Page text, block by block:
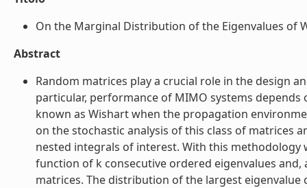
On the Marginal Distribution of the Eigenvalues of
Abstract
Random matrices play a crucial role in the design
particular, performance of MIMO systems
known as Wishart when the propagation
on the stochastic analysis of this class of matrices
nested integrals of interest. With this
function of k consecutive ordered eigenvalues and,
matrices. The distribution of the largest